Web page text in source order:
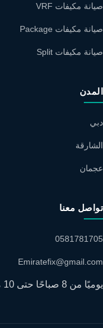
صيانة مكيفات VRF
صيانة مكيفات Package
صيانة مكيفات Split
المدن
دبي
الشارقة
عجمان
تواصل معنا
0581781705
Emiratefix@gmail.com
يوميًا من 8 صباحًا حتى 10 مساءً